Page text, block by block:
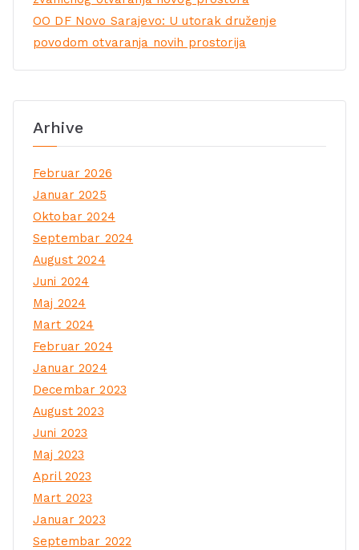
OO DF Novo Sarajevo: U utorak druženje
povodom otvaranja novih prostorija
Arhive
Februar 2026
Januar 2025
Oktobar 2024
Septembar 2024
August 2024
Juni 2024
Maj 2024
Mart 2024
Februar 2024
Januar 2024
Decembar 2023
August 2023
Juni 2023
Maj 2023
April 2023
Mart 2023
Januar 2023
Septembar 2022